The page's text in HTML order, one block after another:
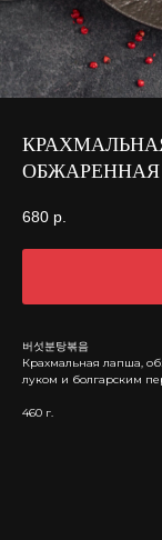
ОБЖАРЕННАЯ
680 р.
버섯분탕볶음
Крахмальная лапша,
луком и болгарским
460 г.